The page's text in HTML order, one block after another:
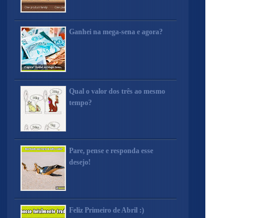
Ganhei na mega-sena e agora?
Qual o valor dos três ao mesmo
tempo?
Pare, pense e responda esse
desejo!
Feliz Primeiro de Abril :)